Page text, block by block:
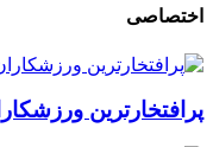
اختصاصی
پرافتخارترین